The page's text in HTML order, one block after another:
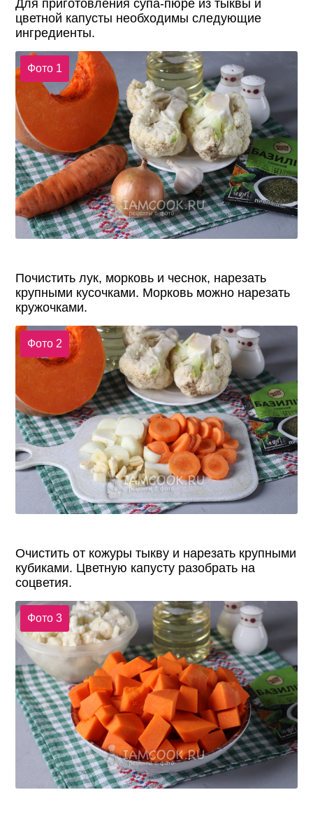
Для приготовления супа-пюре из тыквы и
цветной капусты необходимы следующие
ингредиенты.
Фото 1
Почистить лук, морковь и чеснок, нарезать
крупными кусочками. Морковь можно нарезать
кружочками.
Фото 2
Очистить от кожуры тыкву и нарезать крупными
кубиками. Цветную капусту разобрать на
соцветия.
Фото 3